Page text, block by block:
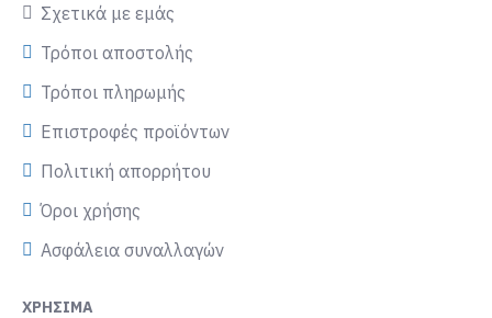
Σχετικά με εμάς
Τρόποι αποστολής
Τρόποι πληρωμής
Επιστροφές προϊόντων
Πολιτική απορρήτου
Όροι χρήσης
Ασφάλεια συναλλαγών
ΧΡΉΣΙΜΑ